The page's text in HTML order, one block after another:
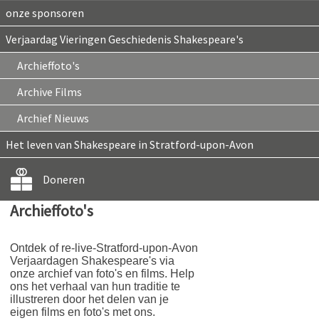
onze sponsoren
Verjaardag Vieringen Geschiedenis Shakespeare's
Archieffoto's
Archive Films
Archief Nieuws
Het leven van Shakespeare in Stratford-upon-Avon
Doneren
Archieffoto's
Ontdek of re-live-Stratford-upon-Avon
Verjaardagen Shakespeare's via
onze archief van foto's en films. Help
ons het verhaal van hun traditie te
illustreren door het delen van je
eigen films en foto's met ons.